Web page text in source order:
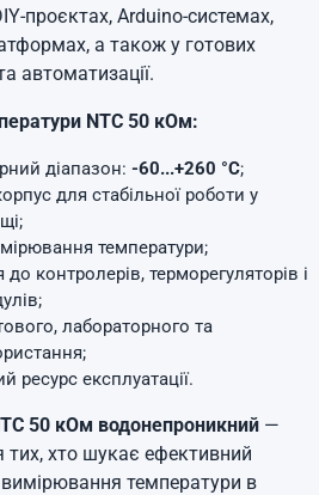
проєктах, Arduino-системах,
а також у готових
автоматизації.
NTC 50 кОм:
діапазон: -60...+260 °C;
для стабільної роботи у
температури;
контролерів, терморегуляторів і
лабораторного та
ресурс експлуатації.
50 кОм водонепроникний —
тих, хто шукає ефективний
температури в